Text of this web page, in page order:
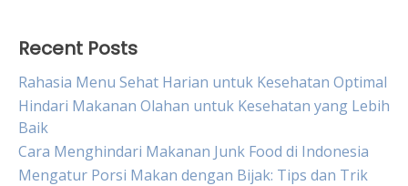
Recent Posts
Rahasia Menu Sehat Harian untuk Kesehatan Optimal
Hindari Makanan Olahan untuk Kesehatan yang Lebih
Baik
Cara Menghindari Makanan Junk Food di Indonesia
Mengatur Porsi Makan dengan Bijak: Tips dan Trik